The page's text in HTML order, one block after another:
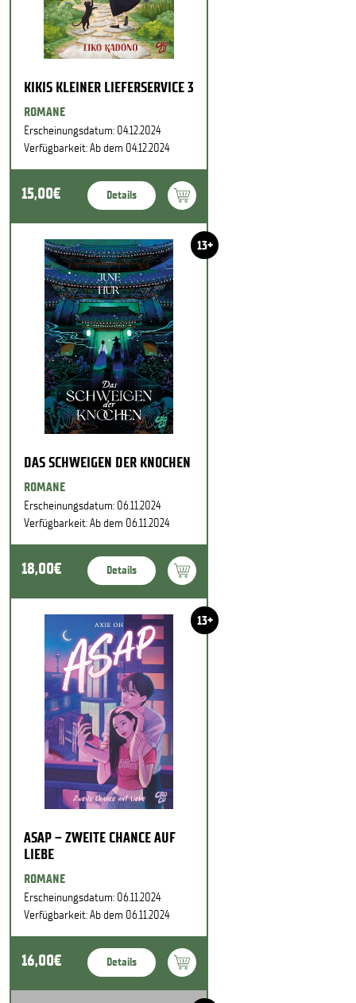
KIKIS KLEINER LIEFERSERVICE 3
ROMANE
Erscheinungsdatum: 04.12.2024
Verfügbarkeit: Ab dem 04.12.2024
15,00€ Details
13+
DAS SCHWEIGEN DER KNOCHEN
ROMANE
Erscheinungsdatum: 06.11.2024
Verfügbarkeit: Ab dem 06.11.2024
18,00€ Details
13+
ASAP – ZWEITE CHANCE AUF
LIEBE
ROMANE
Erscheinungsdatum: 06.11.2024
Verfügbarkeit: Ab dem 06.11.2024
16,00€ Details